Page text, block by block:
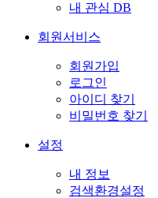
내 관심 DB
회원서비스
회원가입
로그인
아이디 찾기
비밀번호 찾기
설정
내 정보
검색환경설정